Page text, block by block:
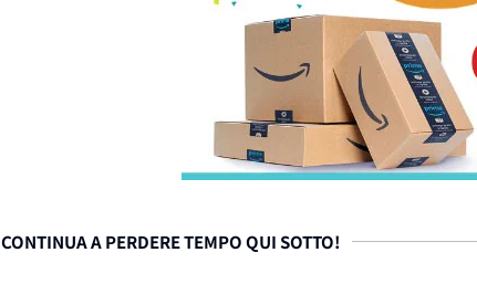
CONTINUA A PERDERE TEMPO QUI SOTTO!